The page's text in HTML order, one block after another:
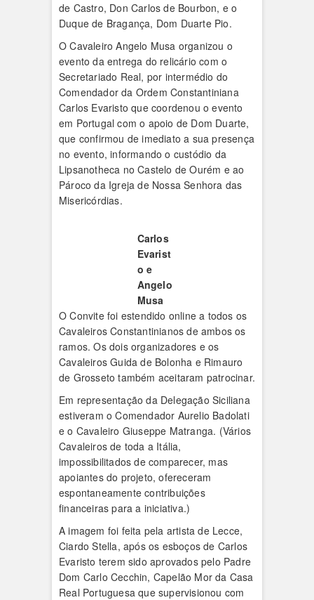
de Castro, Don Carlos de Bourbon, e o
Duque de Bragança, Dom Duarte Pio.
O Cavaleiro Angelo Musa organizou o
evento da entrega do relicário com o
Secretariado Real, por intermédio do
Comendador da Ordem Constantiniana
Carlos Evaristo que coordenou o evento
em Portugal com o apoio de Dom Duarte,
que confirmou de imediato a sua presença
no evento, informando o custódio da
Lipsanotheca no Castelo de Ourém e ao
Pároco da Igreja de Nossa Senhora das
Misericórdias.
Carlos
Evarist
o e
Angelo
Musa
O Convite foi estendido online a todos os
Cavaleiros Constantinianos de ambos os
ramos. Os dois organizadores e os
Cavaleiros Guida de Bolonha e Rimauro
de Grosseto também aceitaram patrocinar.
Em representação da Delegação Siciliana
estiveram o Comendador Aurelio Badolati
e o Cavaleiro Giuseppe Matranga. (Vários
Cavaleiros de toda a Itália,
impossibilitados de comparecer, mas
apoiantes do projeto, ofereceram
espontaneamente contribuições
financeiras para a iniciativa.)
A imagem foi feita pela artista de Lecce,
Ciardo Stella, após os esboços de Carlos
Evaristo terem sido aprovados pelo Padre
Dom Carlo Cecchin, Capelão Mor da Casa
Real Portuguesa que supervisionou com